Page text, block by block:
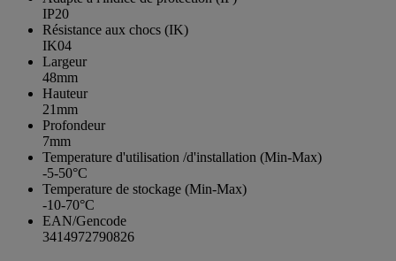
IP20
Résistance aux chocs (IK)
IK04
Largeur
48mm
Hauteur
21mm
Profondeur
7mm
Temperature d'utilisation /d'installation (Min-Max)
-5-50°C
Temperature de stockage (Min-Max)
-10-70°C
EAN/Gencode
3414972790826